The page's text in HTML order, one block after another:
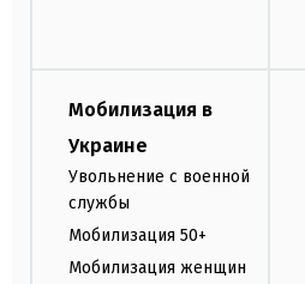
Мобилизация в
Украине
Увольнение с военной
службы
Мобилизация 50+
Мобилизация женщин